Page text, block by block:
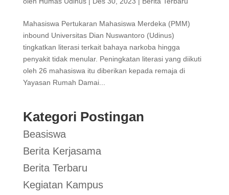
Mahasiswa Pertukaran Mahasiswa Merdeka (PMM)
inbound Universitas Dian Nuswantoro (Udinus)
tingkatkan literasi terkait bahaya narkoba hingga
penyakit tidak menular. Peningkatan literasi yang diikuti
oleh 26 mahasiswa itu diberikan kepada remaja di
Yayasan Rumah Damai...
Kategori Postingan
Beasiswa
Berita Kerjasama
Berita Terbaru
Kegiatan Kampus